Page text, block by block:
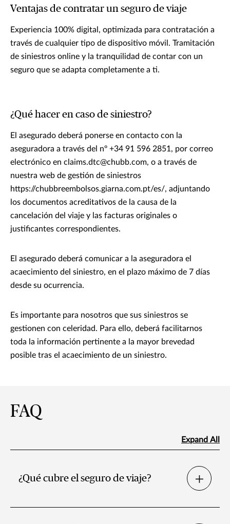
Ventajas de contratar un seguro de viaje
Experiencia 100% digital, optimizada para contratación a
través de cualquier tipo de dispositivo móvil. Tramitación
de siniestros online y la tranquilidad de contar con un
seguro que se adapta completamente a ti.
¿Qué hacer en caso de siniestro?
El asegurado deberá ponerse en contacto con la
aseguradora a través del nº +34 91 596 2851, por correo
electrónico en claims.dtc@chubb.com, o a través de
nuestra web de gestión de siniestros
https://chubbreembolsos.giarna.com.pt/es/, adjuntando
los documentos acreditativos de la causa de la
cancelación del viaje y las facturas originales o
justificantes correspondientes.
El asegurado deberá comunicar a la aseguradora el
acaecimiento del siniestro, en el plazo máximo de 7 días
desde su ocurrencia.
Es importante para nosotros que sus siniestros se
gestionen con celeridad. Para ello, deberá facilitarnos
toda la información pertinente a la mayor brevedad
posible tras el acaecimiento de un siniestro.
FAQ
Expand All
¿Qué cubre el seguro de viaje?